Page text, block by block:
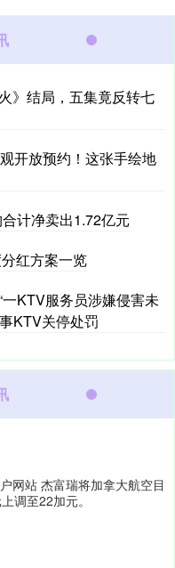
》结局，五集竟反转七
开放预约！这张手绘地
计净卖出1.72亿元
红方案一览
KTV服务员涉嫌侵害未
KTV关停处罚
网站 杰富瑞将加拿大航空目
调至22加元。